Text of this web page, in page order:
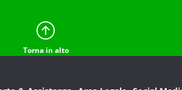
Torna in alto